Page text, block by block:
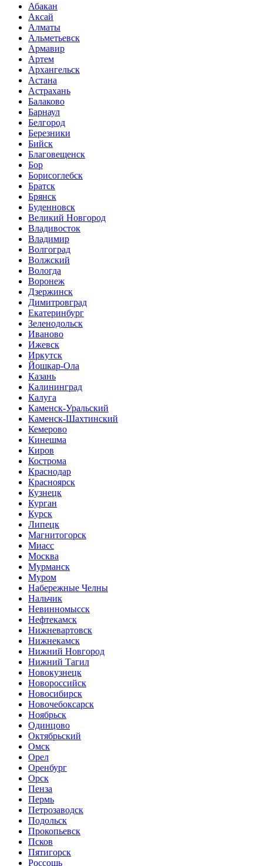
Абакан
Аксай
Алматы
Альметьевск
Армавир
Артем
Архангельск
Астана
Астрахань
Балаково
Барнаул
Белгород
Березники
Бийск
Благовещенск
Бор
Борисоглебск
Братск
Брянск
Буденновск
Великий Новгород
Владивосток
Владимир
Волгоград
Волжский
Вологда
Воронеж
Дзержинск
Димитровград
Екатеринбург
Зеленодольск
Иваново
Ижевск
Иркутск
Йошкар-Ола
Казань
Калининград
Калуга
Каменск-Уральский
Каменск-Шахтинский
Кемерово
Кинешма
Киров
Кострома
Краснодар
Красноярск
Кузнецк
Курган
Курск
Липецк
Магнитогорск
Миасс
Москва
Мурманск
Муром
Набережные Челны
Нальчик
Невинномысск
Нефтекамск
Нижневартовск
Нижнекамск
Нижний Новгород
Нижний Тагил
Новокузнецк
Новороссийск
Новосибирск
Новочебоксарск
Ноябрьск
Одинцово
Октябрьский
Омск
Орел
Оренбург
Орск
Пенза
Пермь
Петрозаводск
Подольск
Прокопьевск
Псков
Пятигорск
Россошь